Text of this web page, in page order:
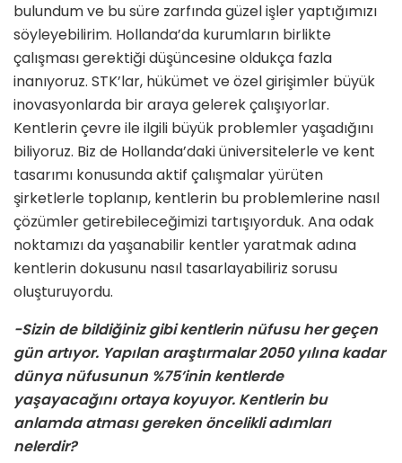
bulundum ve bu süre zarfında güzel işler yaptığımızı
söyleyebilirim. Hollanda’da kurumların birlikte
çalışması gerektiği düşüncesine oldukça fazla
inanıyoruz. STK’lar, hükümet ve özel girişimler büyük
inovasyonlarda bir araya gelerek çalışıyorlar.
Kentlerin çevre ile ilgili büyük problemler yaşadığını
biliyoruz. Biz de Hollanda’daki üniversitelerle ve kent
tasarımı konusunda aktif çalışmalar yürüten
şirketlerle toplanıp, kentlerin bu problemlerine nasıl
çözümler getirebileceğimizi tartışıyorduk. Ana odak
noktamızı da yaşanabilir kentler yaratmak adına
kentlerin dokusunu nasıl tasarlayabiliriz sorusu
oluşturuyordu.
-Sizin de bildiğiniz gibi kentlerin nüfusu her geçen
gün artıyor. Yapılan araştırmalar 2050 yılına kadar
dünya nüfusunun %75’inin kentlerde
yaşayacağını ortaya koyuyor. Kentlerin bu
anlamda atması gereken öncelikli adımları
nelerdir?